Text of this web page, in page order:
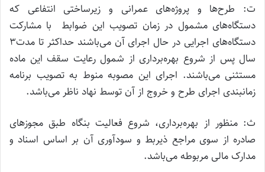
ت: طرح‌ها و پروژه‌های عمرانی و زیرساختی انتفاعی که
دستگاه‌های مشمول در زمان تصویب این ضوابط با مشارکت
دستگاه‌های اجرایی در حال اجرای آن می‌باشند حداکثر تا مدت۳
سال پس از شروع بهره‌برداری از شمول رعایت سقف این ماده
مستثنی می‌باشند. اجرای این مصوبه منوط به تصویب برنامه
زمانبندی اجرای طرح و خروج از آن توسط نهاد ناظر می‌باشد.
ث: منظور از بهره‌برداری، شروع فعالیت بنگاه طبق مجوزهای
صادره از سوی مراجع ذیربط و سودآوری آن بر اساس اسناد و
مدارک مالی مربوطه می‌باشد.